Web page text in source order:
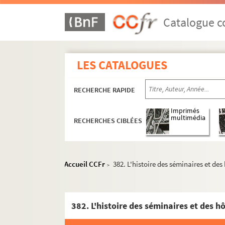
Catalogue
LES CATALOGUES
RECHERCHE RAPIDE
RECHERCHES CIBLÉES
Imprimés
multimédia
Accueil CCFr > 382. L'histoire des séminaires et
382. L'histoire des séminaires et des
317. Treize chansons
318. Discours sur l'instruction publique
320. Le nouveau Tarquin, comédie en trois
321. Lettre d'Hippocrate à Damagette
322. Décisions diverses sur les droits
323. Table alphabétique du journal de
324. Souvenirs de la retraite de mon
325. Notes biographiques sur MM.
333. Recueil de notes de philosophie
334. Recueil de notes diverses